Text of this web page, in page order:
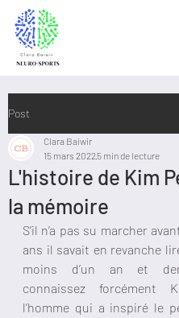
Post
L'histoire de Kim
la mémoire
Clara Baiwir
15 mars 2022 5 min de lecture
S’il n’a pas su marcher
ans il savait en revanche
moins d’un an et
connaissez forcément
l’homme qui a inspiré le